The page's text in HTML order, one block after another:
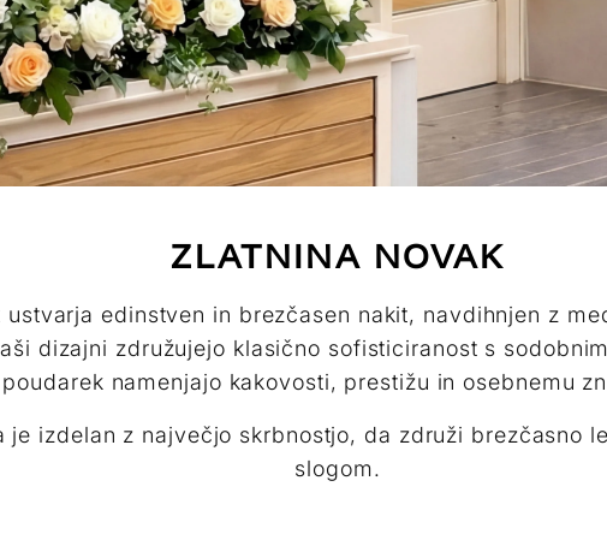
ZLATNINA NOVAK
ustvarja edinstven in brezčasen nakit, navdihnjen z
dizajni združujejo klasično sofisticiranost s
poudarek namenjajo kakovosti, prestižu in osebnemu
je izdelan z največjo skrbnostjo, da združi brezčasno
slogom.